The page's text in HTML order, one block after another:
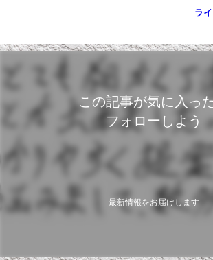
ラ
この記事が気に入っ
フォローしよう
最新情報をお届けします